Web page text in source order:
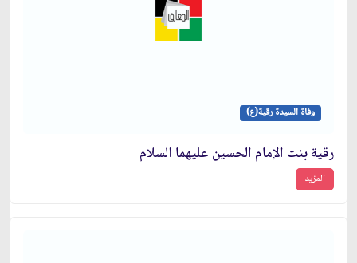
وفاة السيدة رقية(ع)
رقية بنت الإمام الحسين عليهما السلام
المزيد